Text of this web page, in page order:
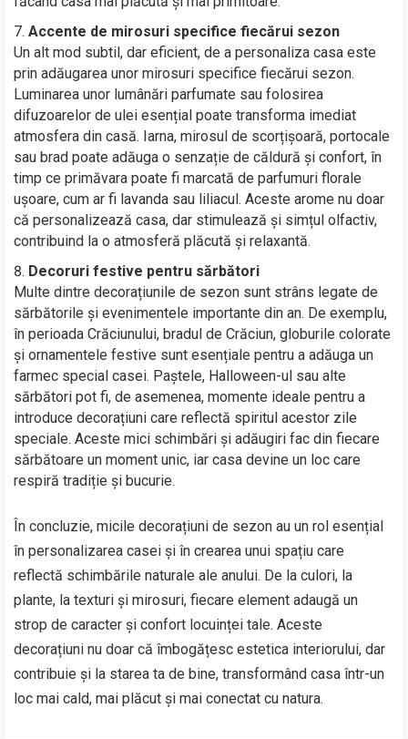
Accente de mirosuri specifice fiecărui sezon
Un alt mod subtil, dar eficient, de a personaliza casa este
prin adăugarea unor mirosuri specifice fiecărui sezon.
Luminarea unor lumânări parfumate sau folosirea
difuzoarelor de ulei esențial poate transforma imediat
atmosfera din casă. Iarna, mirosul de scorțișoară, portocale
sau brad poate adăuga o senzație de căldură și confort, în
timp ce primăvara poate fi marcată de parfumuri florale
ușoare, cum ar fi lavanda sau liliacul. Aceste arome nu doar
că personalizează casa, dar stimulează și simțul olfactiv,
contribuind la o atmosferă plăcută și relaxantă.
Decoruri festive pentru sărbători
Multe dintre decorațiunile de sezon sunt strâns legate de
sărbătorile și evenimentele importante din an. De exemplu,
în perioada Crăciunului, bradul de Crăciun, globurile colorate
și ornamentele festive sunt esențiale pentru a adăuga un
farmec special casei. Paștele, Halloween-ul sau alte
sărbători pot fi, de asemenea, momente ideale pentru a
introduce decorațiuni care reflectă spiritul acestor zile
speciale. Aceste mici schimbări și adăugiri fac din fiecare
sărbătoare un moment unic, iar casa devine un loc care
respiră tradiție și bucurie.
În concluzie, micile decorațiuni de sezon au un rol esențial
în personalizarea casei și în crearea unui spațiu care
reflectă schimbările naturale ale anului. De la culori, la
plante, la texturi și mirosuri, fiecare element adaugă un
strop de caracter și confort locuinței tale. Aceste
decorațiuni nu doar că îmbogățesc estetica interiorului, dar
contribuie și la starea ta de bine, transformând casa într-un
loc mai cald, mai plăcut și mai conectat cu natura.